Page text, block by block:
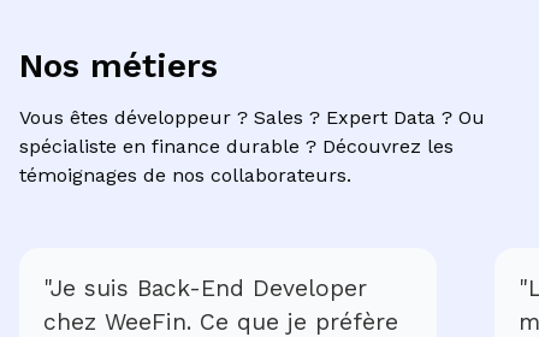
Nos métiers
Vous êtes développeur ? Sales ? Expert Data ? Ou
spécialiste en finance durable ? Découvrez les
témoignages de nos collaborateurs.
"Je suis Back-End Developer
chez WeeFin. Ce que je préfère